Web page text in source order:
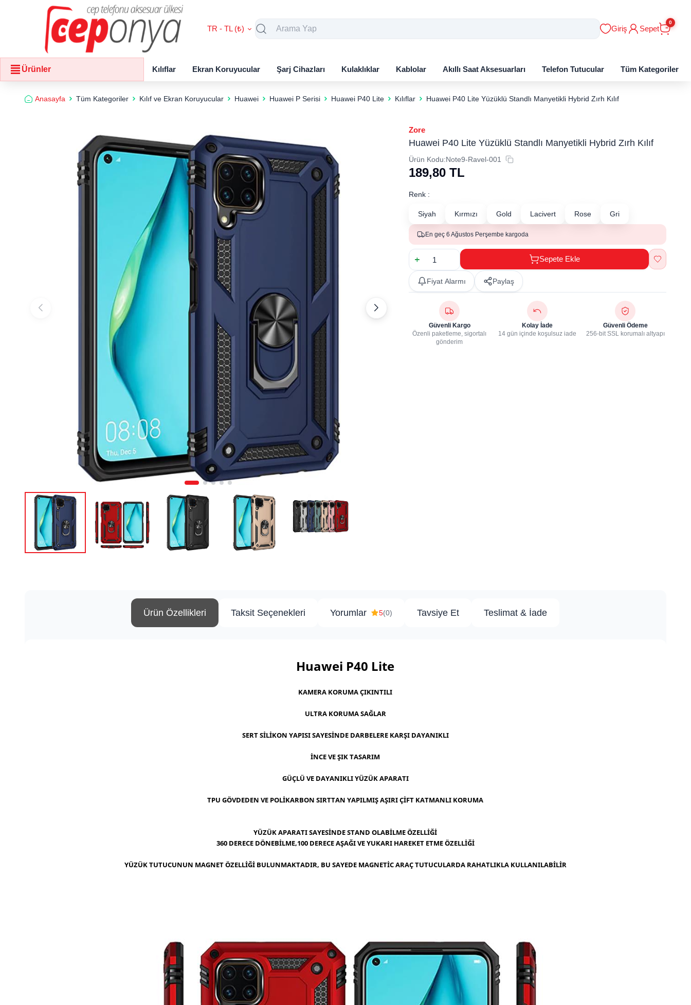
TR - TL (₺) Giriş Sepet
0
Ürünler Kılıflar Ekran Koruyucular Şarj Cihazları Kulaklıklar Kablolar Akıllı Saat Aksesuarları Telefon Tutucular Tüm Kategoriler
Anasayfa Tüm Kategoriler Kılıf ve Ekran Koruyucular Huawei Huawei P Serisi Huawei P40 Lite Kılıflar Huawei P40 Lite Yüzüklü Standlı Manyetikli Hybrid Zırh Kılıf
Zore
Huawei P40 Lite Yüzüklü Standlı Manyetikli Hybrid Zırh Kılıf
Ürün Kodu:Note9-Ravel-001
189,80 TL
Renk :
Siyah Kırmızı Gold Lacivert Rose Gri
En geç 6 Ağustos Perşembe kargoda
Sepete Ekle
Fiyat Alarmı Paylaş
Güvenli Kargo
Özenli paketleme, sigortalı
gönderim
Kolay İade
14 gün içinde koşulsuz iade
Güvenli Ödeme
256-bit SSL korumalı altyapı
Ürün Özellikleri Taksit Seçenekleri Yorumlar 5(0) Tavsiye Et Teslimat & İade
Huawei P40 Lite
KAMERA KORUMA ÇIKINTILI
ULTRA KORUMA SAĞLAR
SERT SİLİKON YAPISI SAYESİNDE DARBELERE KARŞI DAYANIKLI
İNCE VE ŞIK TASARIM
GÜÇLÜ VE DAYANIKLI YÜZÜK APARATI
TPU GÖVDEDEN VE POLİKARBON SIRTTAN YAPILMIŞ AŞIRI ÇİFT KATMANLI KORUMA
YÜZÜK APARATI SAYESİNDE STAND OLABİLME ÖZELLİĞİ
360 DERECE DÖNEBİLME,100 DERECE AŞAĞI VE YUKARI HAREKET ETME ÖZELLİĞİ
YÜZÜK TUTUCUNUN MAGNET ÖZELLİĞİ BULUNMAKTADIR, BU SAYEDE MAGNETİC ARAÇ TUTUCULARDA RAHATLIKLA KULLANILABİLİR